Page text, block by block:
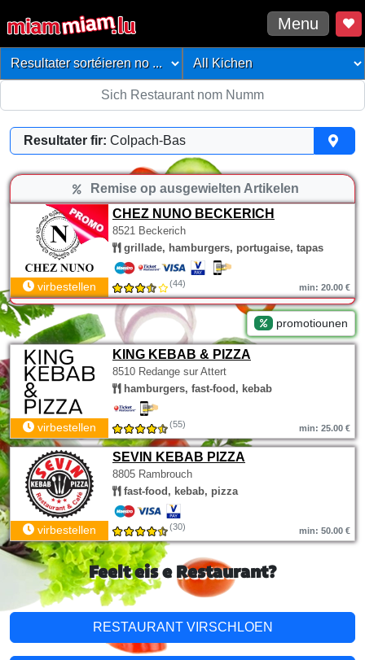
Menu
Resultater fir: Colpach-Bas
Remise op ausgewielten Artikelen
CHEZ NUNO BECKERICH
8521 Beckerich
grillade, hamburgers, portugaise, tapas
virbestellen (44) min: 20.00 €
promotiounen
KING KEBAB & PIZZA
8510 Redange sur Attert
hamburgers, fast-food, kebab
virbestellen (55) min: 25.00 €
SEVIN KEBAB PIZZA
8805 Rambrouch
fast-food, kebab, pizza
virbestellen (30) min: 50.00 €
Feelt eis e Restaurant?
RESTAURANT VIRSCHLOEN